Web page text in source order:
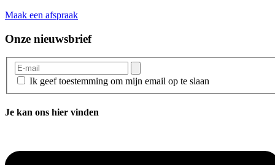
Maak een afspraak
Onze nieuwsbrief
Ik geef toestemming om mijn email op te slaan
Je kan ons hier vinden